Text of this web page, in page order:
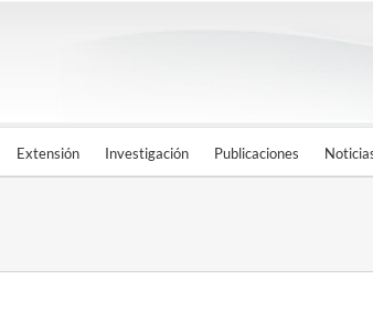
Extensión Investigación Publicaciones